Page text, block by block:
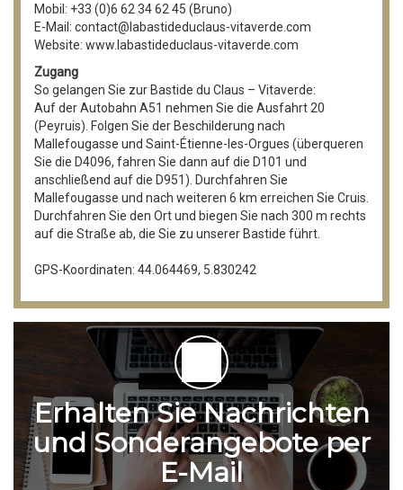
Mobil: +33 (0)6 62 34 62 45 (Bruno)
E-Mail: contact@labastideduclaus-vitaverde.com
Website: www.labastideduclaus-vitaverde.com
Zugang
So gelangen Sie zur Bastide du Claus – Vitaverde:
Auf der Autobahn A51 nehmen Sie die Ausfahrt 20
(Peyruis). Folgen Sie der Beschilderung nach
Mallefougasse und Saint-Étienne-les-Orgues (überqueren
Sie die D4096, fahren Sie dann auf die D101 und
anschließend auf die D951). Durchfahren Sie
Mallefougasse und nach weiteren 6 km erreichen Sie Cruis.
Durchfahren Sie den Ort und biegen Sie nach 300 m rechts
auf die Straße ab, die Sie zu unserer Bastide führt.
GPS-Koordinaten: 44.064469, 5.830242
Erhalten Sie Nachrichten
und Sonderangebote per
E-Mail